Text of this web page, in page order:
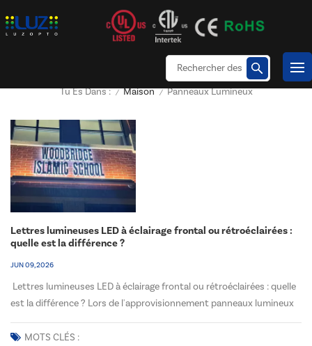
Tu Es Dans : / Maison / Panneaux Lumineux
Lettres lumineuses LED à éclairage frontal ou rétroéclairées :
quelle est la différence ?
JUN 09, 2026
Lettres lumineuses LED à éclairage frontal ou rétroéclairées : quelle
est la différence ? Lors de l'approvisionnement panneaux lumineux
Pour les projets commerciaux aux États-Unis et au Canada, les
distributeurs, les revendeurs et les entrepreneurs commerciaux ont
MOTS CLÉS :